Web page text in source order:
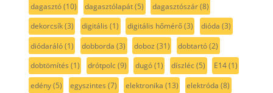
dagasztó(10) dagasztólapát(5) dagasztószár(8)
dekorcsík(3) digitális (1) digitális hőmérő(3) dióda (3)
diódaráló(1) dobborda (3) doboz (31) dobtartó(2)
dobtömítés (1) drótpolc(9) dugó(1) díszléc(5) E14(1)
edény(5) egyszintes (7) elektronika (13) elektróda (8)